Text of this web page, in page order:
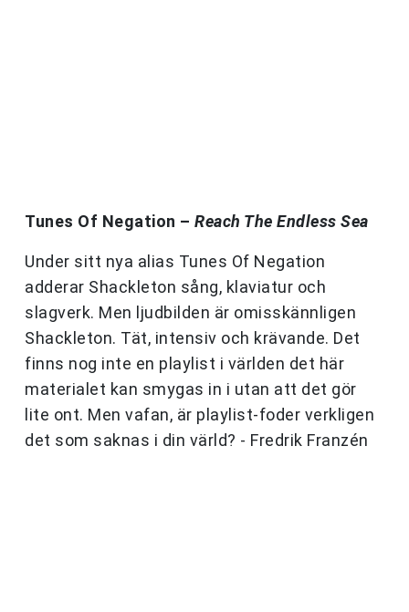
Tunes Of Negation – Reach The Endless Sea
Under sitt nya alias Tunes Of Negation
adderar Shackleton sång, klaviatur och
slagverk. Men ljudbilden är omisskännligen
Shackleton. Tät, intensiv och krävande. Det
finns nog inte en playlist i världen det här
materialet kan smygas in i utan att det gör
lite ont. Men vafan, är playlist-foder verkligen
det som saknas i din värld? - Fredrik Franzén